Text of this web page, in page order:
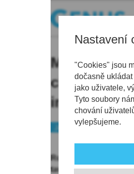
Nastavení
"Cookies" jsou
dočasně
jako uživatele,
Tyto soubory
chování
vylepšujeme.
Muzeum
chystá
Jablonecko Kultura
Rozměrné objekty z
tavené kresby